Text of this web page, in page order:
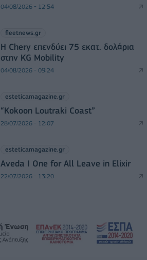
04/08/2026 - 12:54
fleetnews.gr
Η Chery επενδύει 75 εκατ. δολάρια
στην KG Mobility
04/08/2026 - 09:24
esteticamagazine.gr
“Kokoon Loutraki Coast”
28/07/2026 - 12:07
esteticamagazine.gr
Aveda I One for All Leave in Elixir
22/07/2026 - 13:20